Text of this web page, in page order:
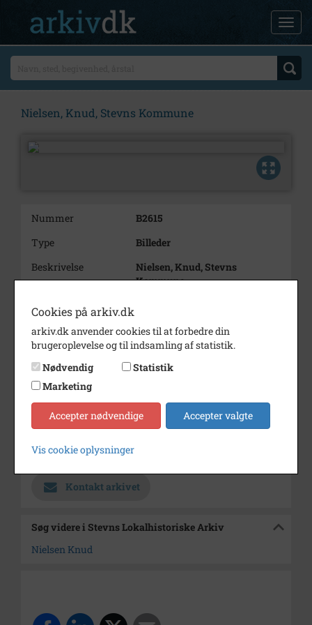
Nielsen, Knud, Stevns Kommune
Nummer
B2615
Type
Billeder
Beskrivelse
Nielsen, Knud, Stevns
Kommune
Periode
1984 - 2000
Fotograf
Størrelse
24 x 16 cm
Materiale
s/h positiv
Arkiv
Kontakt arkivet
Søg videre i Stevns Lokalhistoriske Arkiv
Nielsen Knud
Cookies på arkiv.dk
arkiv.dk anvender cookies til at forbedre din
brugeroplevelse og til indsamling af statistik.
Nødvendig
Statistik
Marketing
Accepter nødvendige Accepter valgte
Vis cookie oplysninger